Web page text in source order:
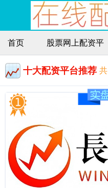
首页 股票网上配资平
十大配资平台推荐 共